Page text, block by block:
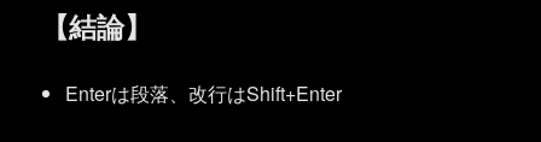
【結論】
Enterは段落、改行はShift+Enter